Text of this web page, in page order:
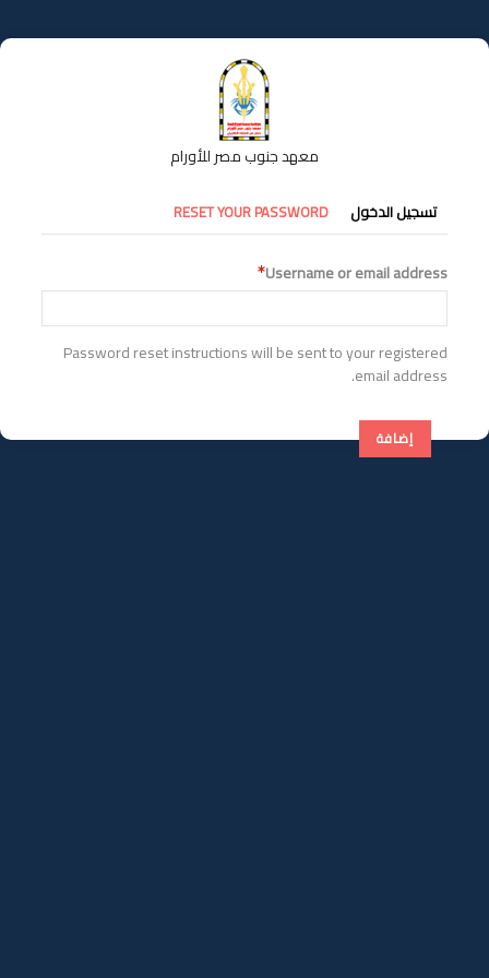
إلى
المحتوى
معهد جنوب مصر للأورام
التبويبات
الأساسية
تسجيل الدخول RESET YOUR PASSWORD
Username or email address
Password reset instructions will be sent to your registered
email address.